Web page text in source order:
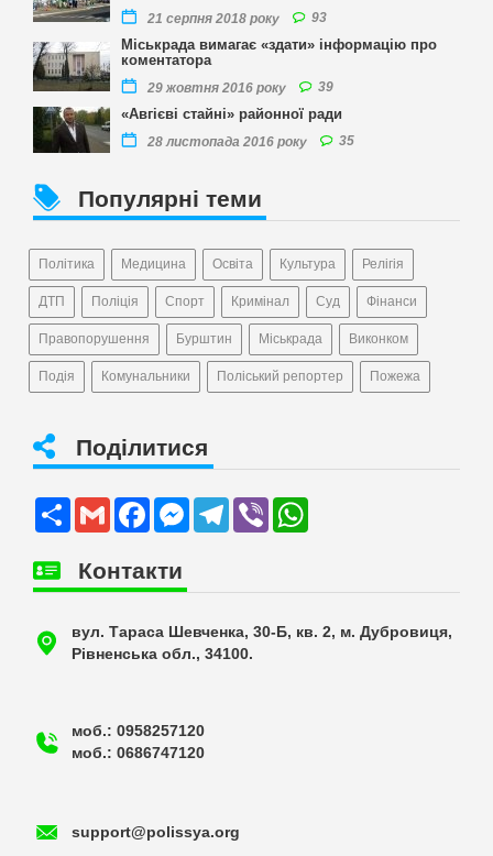
21 серпня 2018 року 93
Міськрада вимагає «здати» інформацію про
коментатора
29 жовтня 2016 року 39
«Авгієві стайні» районної ради
28 листопада 2016 року 35
Популярні теми
Політика Медицина Освіта Культура Релігія
ДТП Поліція Спорт Кримінал Суд Фінанси
Правопорушення Бурштин Міськрада Виконком
Подія Комунальники Поліський репортер Пожежа
Поділитися
Share Gmail FacebookMessengerTelegram
Viber
Контакти
вул. Тараса Шевченка, 30-Б, кв. 2, м. Дубровиця,
Рівненська обл., 34100.
моб.: 0958257120
моб.: 0686747120
support@polissya.org